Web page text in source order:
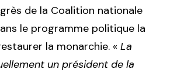
de la Coalition nationale
le programme politique la
la monarchie. « La
un président de la